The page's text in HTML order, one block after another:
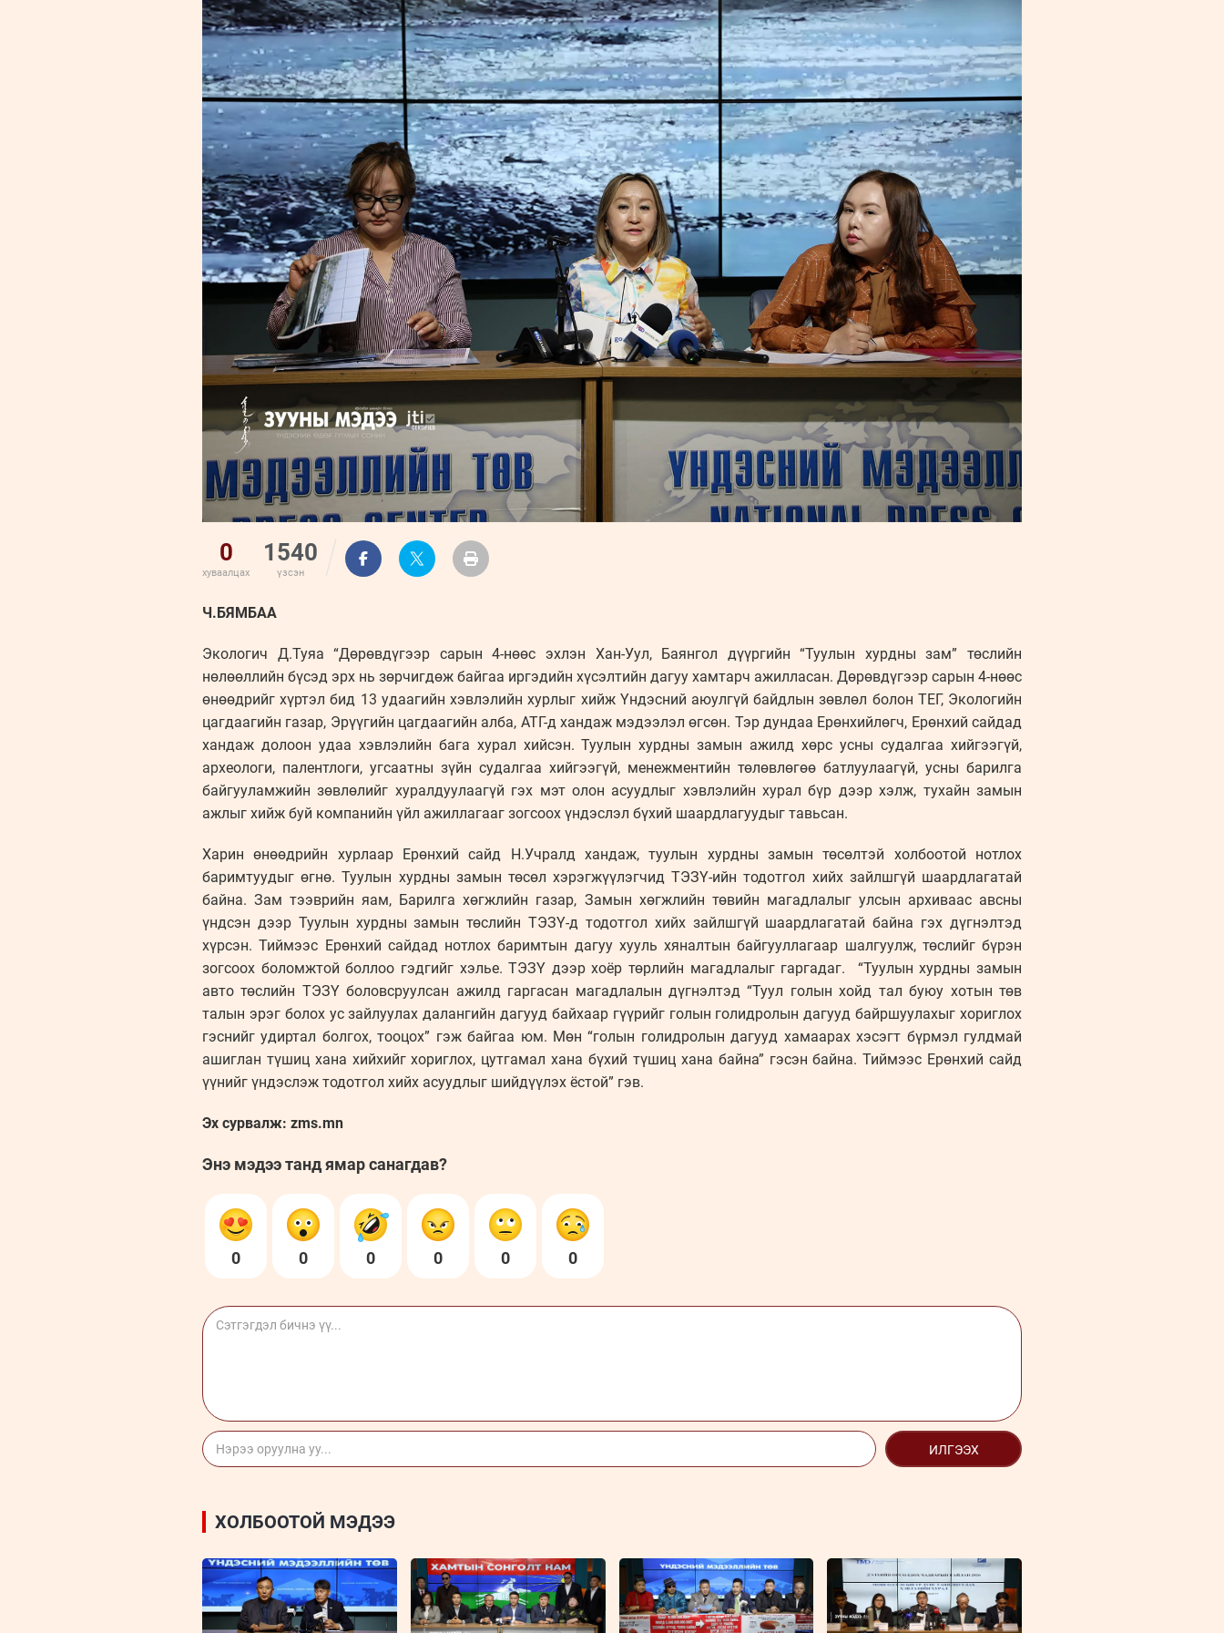
УРЛАГ
0
хуваалцах
1540
үзсэн
Ч.БЯМБАА
Экологич Д.Туяа “Дөрөвдүгээр сарын 4-нөөс эхлэн Хан-Уул, Баянгол дүүргийн “Туулын хурдны зам” төслийн
нөлөөллийн бүсэд эрх нь зөрчигдөж байгаа иргэдийн хүсэлтийн дагуу хамтарч ажилласан. Дөрөвдүгээр сарын 4-нөөс
өнөөдрийг хүртэл бид 13 удаагийн хэвлэлийн хурлыг хийж Үндэсний аюулгүй байдлын зөвлөл болон ТЕГ, Экологийн
цагдаагийн газар, Эрүүгийн цагдаагийн алба, АТГ-д хандаж мэдээлэл өгсөн. Тэр дундаа Ерөнхийлөгч, Ерөнхий сайдад
хандаж долоон удаа хэвлэлийн бага хурал хийсэн. Туулын хурдны замын ажилд хөрс усны судалгаа хийгээгүй,
археологи, палентлоги, угсаатны зүйн судалгаа хийгээгүй, менежментийн төлөвлөгөө батлуулаагүй, усны барилга
байгууламжийн зөвлөлийг хуралдуулаагүй гэх мэт олон асуудлыг хэвлэлийн хурал бүр дээр хэлж, тухайн замын
ажлыг хийж буй компанийн үйл ажиллагааг зогсоох үндэслэл бүхий шаардлагуудыг тавьсан.
Харин өнөөдрийн хурлаар Ерөнхий сайд Н.Учралд хандаж, туулын хурдны замын төсөлтэй холбоотой нотлох
баримтуудыг өгнө. Туулын хурдны замын төсөл хэрэгжүүлэгчид ТЭЗҮ-ийн тодотгол хийх зайлшгүй шаардлагатай
байна. Зам тээврийн яам, Барилга хөгжлийн газар, Замын хөгжлийн төвийн магадлалыг улсын архиваас авсны
үндсэн дээр Туулын хурдны замын төслийн ТЭЗҮ-д тодотгол хийх зайлшгүй шаардлагатай байна гэх дүгнэлтэд
хүрсэн. Тиймээс Ерөнхий сайдад нотлох баримтын дагуу хууль хяналтын байгууллагаар шалгуулж, төслийг бүрэн
зогсоох боломжтой боллоо гэдгийг хэлье. ТЭЗҮ дээр хоёр төрлийн магадлалыг гаргадаг. “Туулын хурдны замын
авто төслийн ТЭЗҮ боловсруулсан ажилд гаргасан магадлалын дүгнэлтэд “Туул голын хойд тал буюу хотын төв
талын эрэг болох ус зайлуулах далангийн дагууд байхаар гүүрийг голын голидролын дагууд байршуулахыг хориглох
гэснийг удиртал болгох, тооцох” гэж байгаа юм. Мөн “голын голидролын дагууд хамаарах хэсэгт бүрмэл гулдмай
ашиглан түшиц хана хийхийг хориглох, цутгамал хана бүхий түшиц хана байна” гэсэн байна. Тиймээс Ерөнхий сайд
үүнийг үндэслэж тодотгол хийх асуудлыг шийдүүлэх ёстой” гэв.
Эх сурвалж: zms.mn
Энэ мэдээ танд ямар санагдав?
0 0 0 0 0 0
ИЛГЭЭХ
ХОЛБООТОЙ МЭДЭЭ